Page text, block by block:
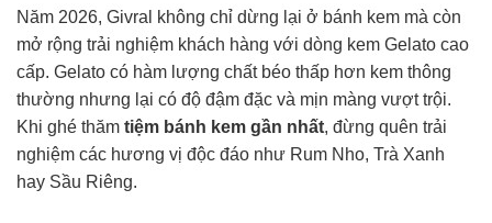
Năm 2026, Givral không chỉ dừng lại ở bánh kem mà còn
mở rộng trải nghiệm khách hàng với dòng kem Gelato cao
cấp. Gelato có hàm lượng chất béo thấp hơn kem thông
thường nhưng lại có độ đậm đặc và mịn màng vượt trội.
Khi ghé thăm tiệm bánh kem gần nhất, đừng quên trải
nghiệm các hương vị độc đáo như Rum Nho, Trà Xanh
hay Sầu Riêng.